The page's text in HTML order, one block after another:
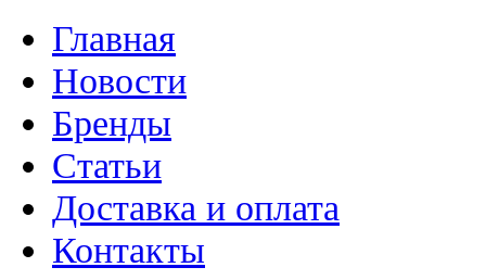
Главная
Новости
Бренды
Статьи
Доставка и оплата
Контакты